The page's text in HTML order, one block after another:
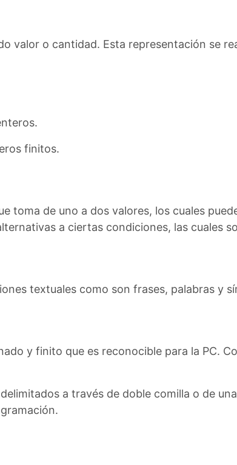
valor o cantidad. Esta representación se
finitos.
toma de uno a dos valores, los cuales
a ciertas condiciones, las cuales
textuales como son frases, palabras y
y finito que es reconocible para la PC.
a través de doble comilla o de una